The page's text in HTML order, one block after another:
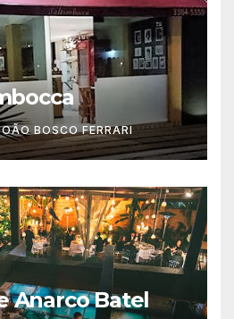
BOSCO FERRARI
Anarco Batel